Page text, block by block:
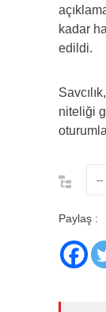
kadar
edildi.
niteliği
--
Paylaş :